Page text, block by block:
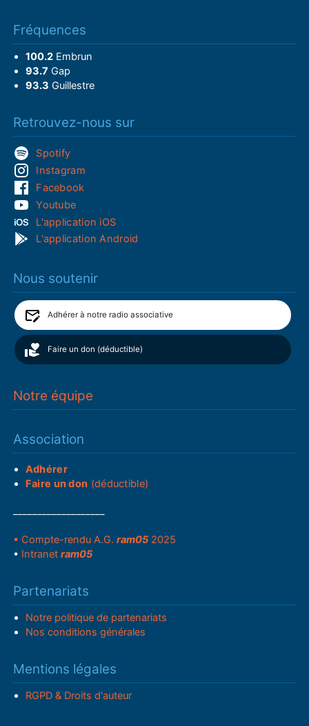
Fréquences
100.2Embrun
93.7 Gap
93.3 Guillestre
Retrouvez-nous sur
Spotify
Instagram
Facebook
Youtube
L'application iOS
L'application Android
Nous soutenir
Adhérer à notre radio associative
Faire un don (déductible)
Notre équipe
Association
Adhérer
Faire un don (déductible)
• Compte-rendu A.G.ram05 2025
• Intranetram05
Partenariats
Notre politique de partenariats
Nos conditions générales
Mentions légales
RGPD & Droits d'auteur